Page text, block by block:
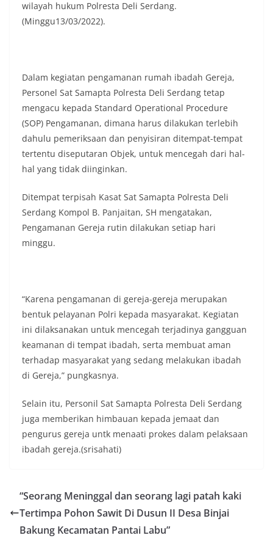
wilayah hukum Polresta Deli Serdang.
(Minggu13/03/2022).
Dalam kegiatan pengamanan rumah ibadah Gereja,
Personel Sat Samapta Polresta Deli Serdang tetap
mengacu kepada Standard Operational Procedure
(SOP) Pengamanan, dimana harus dilakukan terlebih
dahulu pemeriksaan dan penyisiran ditempat-tempat
tertentu diseputaran Objek, untuk mencegah dari hal-
hal yang tidak diinginkan.
Ditempat terpisah Kasat Sat Samapta Polresta Deli
Serdang Kompol B. Panjaitan, SH mengatakan,
Pengamanan Gereja rutin dilakukan setiap hari
minggu.
“Karena pengamanan di gereja-gereja merupakan
bentuk pelayanan Polri kepada masyarakat. Kegiatan
ini dilaksanakan untuk mencegah terjadinya gangguan
keamanan di tempat ibadah, serta membuat aman
terhadap masyarakat yang sedang melakukan ibadah
di Gereja,” pungkasnya.
Selain itu, Personil Sat Samapta Polresta Deli Serdang
juga memberikan himbauan kepada jemaat dan
pengurus gereja untk menaati prokes dalam pelaksaan
ibadah gereja.(srisahati)
“Seorang Meninggal dan seorang lagi patah kaki
Tertimpa Pohon Sawit Di Dusun II Desa Binjai
Bakung Kecamatan Pantai Labu”